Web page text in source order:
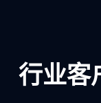
行业客